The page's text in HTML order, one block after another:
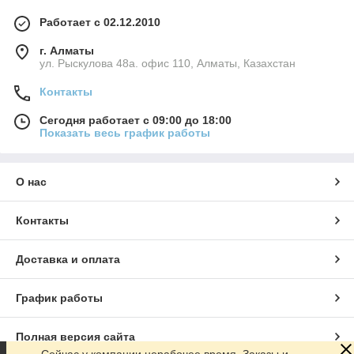
Работает с 02.12.2010
г. Алматы
ул. Рыскулова 48а. офис 110, Алматы, Казахстан
Контакты
Сегодня работает с 09:00 до 18:00
Показать весь график работы
О нас
Контакты
Доставка и оплата
График работы
Полная версия сайта